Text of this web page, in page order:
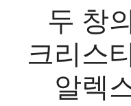
두 창
크리스
알렉